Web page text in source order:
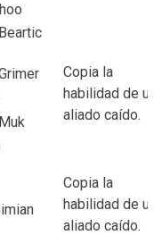
Beartic
Muk
Copia la
habilidad de
aliado caído.
Copia la
habilidad de
aliado caído.